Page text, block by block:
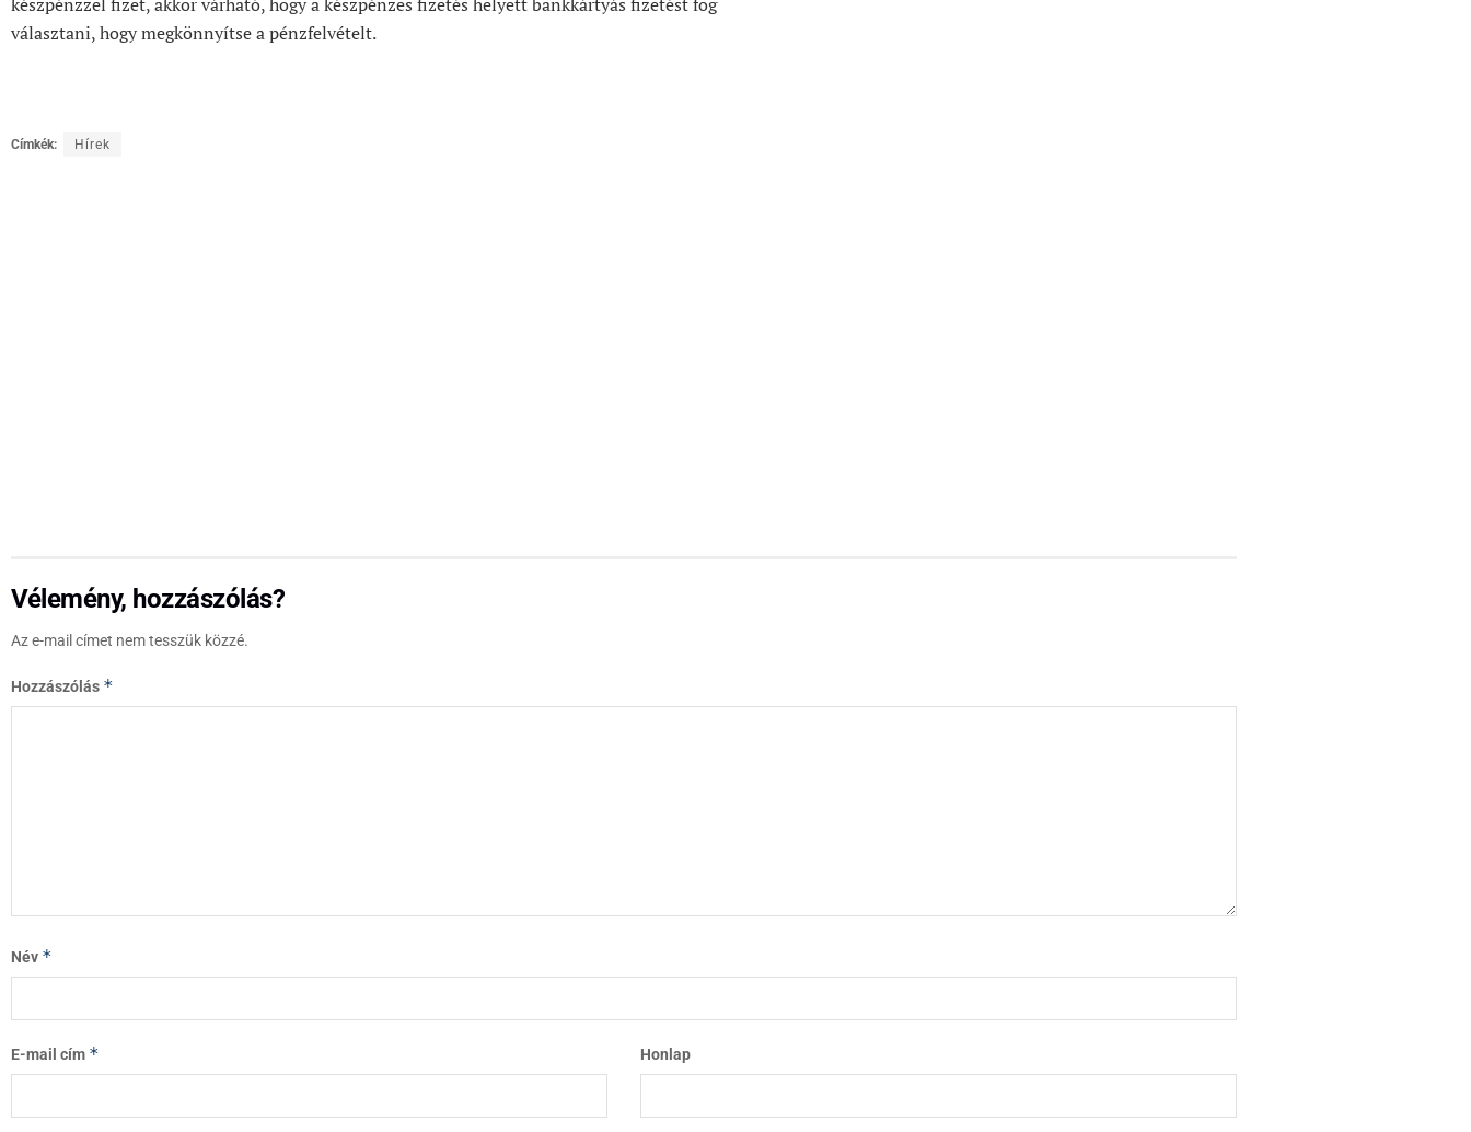
választani, hogy megkönnyítse a pénzfelvételt.
Címkék: Hírek
Vélemény, hozzászólás?
Az e-mail címet nem tesszük közzé.
Hozzászólás *
Név *
E-mail cím * Honlap